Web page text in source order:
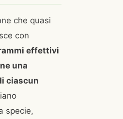
che quasi
con
effettivi
una
ciascun
specie,